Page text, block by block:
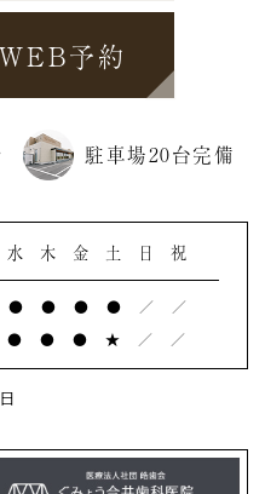
予約
駐車場20台完備
水 木 金 土 日 祝
● ● ● ● ／ ／
● ● ● ★ ／ ／